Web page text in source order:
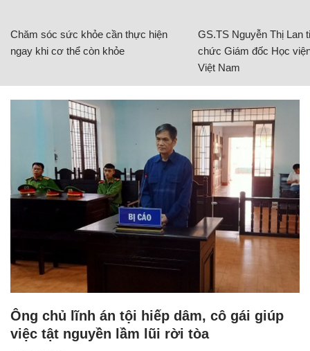
Chăm sóc sức khỏe cần thực hiện
ngay khi cơ thể còn khỏe
GS.TS Nguyễn Thị Lan
chức Giám đốc Học
Việt Nam
Ông chủ lĩnh án tội hiếp dâm, cô gái giúp
việc tật nguyền lầm lũi rời tòa